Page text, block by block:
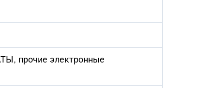
прочие электронные